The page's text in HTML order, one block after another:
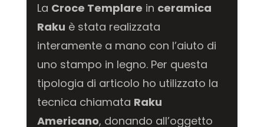
La Croce Templare in ceramica
Raku è stata realizzata
interamente a mano con l’aiuto di
uno stampo in legno. Per questa
tipologia di articolo ho utilizzato la
tecnica chiamata Raku
Americano, donando all’oggetto